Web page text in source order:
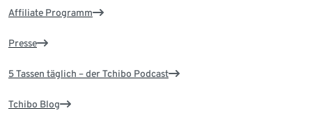
Affiliate Programm
Presse
5 Tassen täglich – der Tchibo Podcast
Tchibo Blog